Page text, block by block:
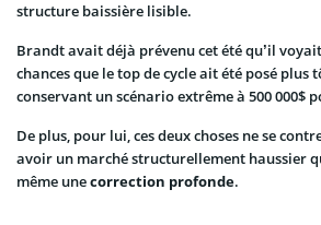
structure baissière lisible.
Brandt avait déjà prévenu cet été qu’il
chances que le top de cycle ait été posé plus
conservant un scénario extrême à 500 000$
De plus, pour lui, ces deux choses ne se
avoir un marché structurellement haussier
même unecorrection profonde.